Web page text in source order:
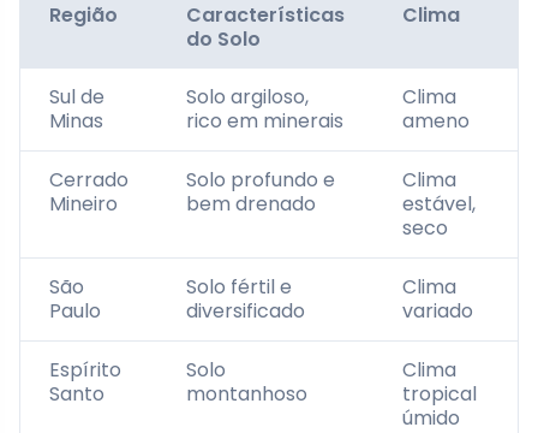
Região
Características
do Solo
Clima
Sul de
Minas
Solo argiloso,
rico em minerais
Clima
ameno
Cerrado
Mineiro
Solo profundo e
bem drenado
Clima
estável,
seco
São
Paulo
Solo fértil e
diversificado
Clima
variado
Espírito
Santo
Solo
montanhoso
Clima
tropical
úmido